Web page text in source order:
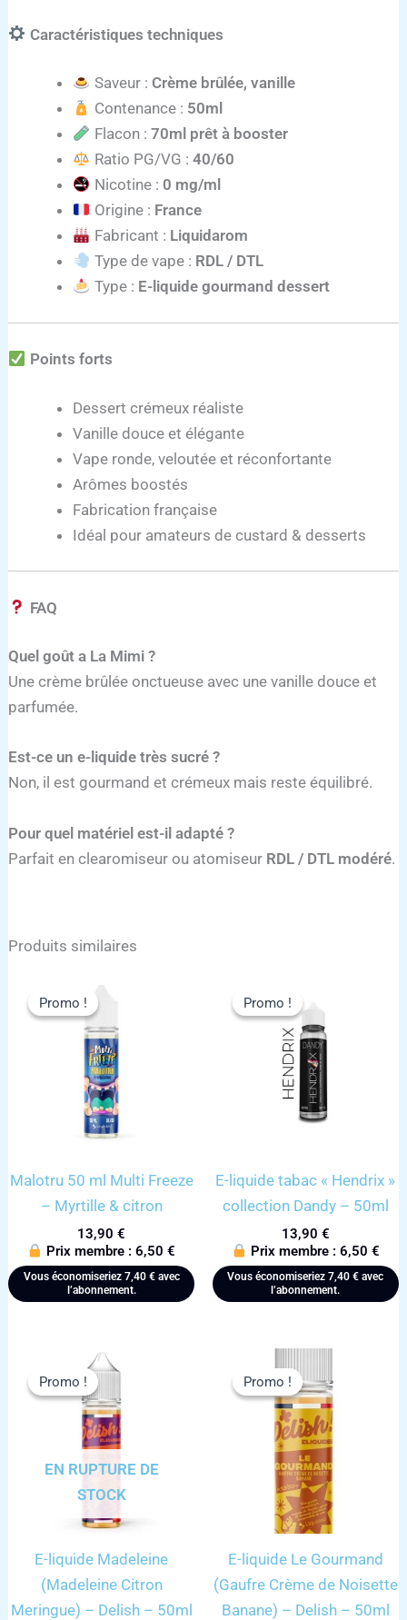
Caractéristiques techniques
Saveur : Crème brûlée, vanille
Contenance : 50ml
Flacon : 70ml prêt à booster
Ratio PG/VG : 40/60
Nicotine : 0 mg/ml
Origine : France
Fabricant : Liquidarom
Type de vape : RDL / DTL
Type : E-liquide gourmand dessert
Points forts
Dessert crémeux réaliste
Vanille douce et élégante
Vape ronde, veloutée et réconfortante
Arômes boostés
Fabrication française
Idéal pour amateurs de custard & desserts
FAQ
Quel goût a La Mimi ?
Une crème brûlée onctueuse avec une vanille douce et
parfumée.
Est-ce un e-liquide très sucré ?
Non, il est gourmand et crémeux mais reste équilibré.
Pour quel matériel est-il adapté ?
Parfait en clearomiseur ou atomiseur RDL / DTL modéré.
Produits similaires
Promo !
Promo !
Malotru 50 ml Multi Freeze
– Myrtille & citron
13,90€
Prix membre :6,50€
Vous économiseriez 7,40 €avec
l’abonnement.
Promo !
Promo !
E-liquide tabac « Hendrix »
collection Dandy – 50ml
13,90 €
Prix membre :6,50€
Vous économiseriez7,40€ avec
l’abonnement.
Promo !
EN RUPTURE DE
STOCK
Promo !
E-liquide Madeleine
(Madeleine Citron
Meringue) – Delish – 50ml
Promo !
Promo !
E-liquide Le Gourmand
(Gaufre Crème de Noisette
Banane) – Delish – 50ml